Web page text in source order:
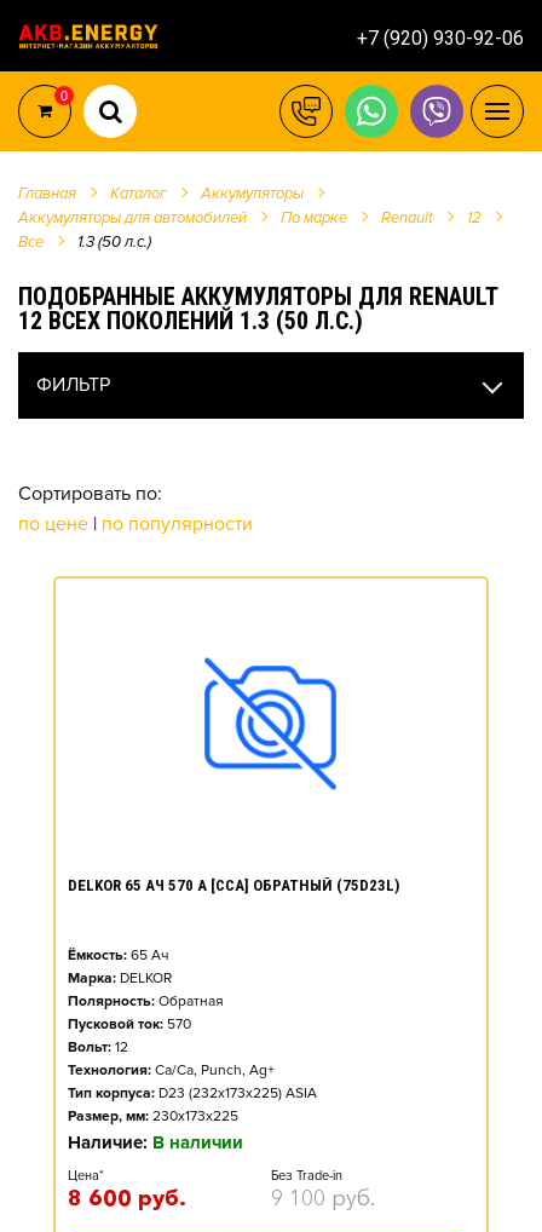
+7 (920) 930-92-06
0
Главная Каталог
Аккумуляторы
Аккумуляторы для автомобилей
По марке Renault
12
Все
1.3 (50 л.с.)
ПОДОБРАННЫЕ АККУМУЛЯТОРЫ ДЛЯ RENAULT
12 ВСЕХ ПОКОЛЕНИЙ 1.3 (50 Л.С.)
ФИЛЬТР
Сортировать по:
по цене | по популярности
DELKOR 65 АЧ 570 А [CCA] ОБРАТНЫЙ (75D23L)
Ёмкость: 65 Ач
Марка: DELKOR
Полярность: Обратная
Пусковой ток: 570
Вольт: 12
Технология: Ca/Ca, Punch, Ag+
Тип корпуса: D23 (232x173x225) ASIA
Размер, мм: 230x173x225
Наличие: В наличии
Цена*
8 600 руб.
Без Trade-in
9 100 руб.